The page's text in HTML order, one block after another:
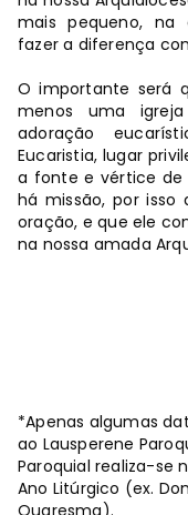
mais pequeno, na
fazer a diferença
O importante será
menos uma
adoração
Eucaristia, lugar
a fonte e vértice de
há missão, por
oração, e que ele
na nossa amada
*Apenas algumas
ao Lausperene
Paroquial realiza-se
Ano Litúrgico (ex.
Quaresma).